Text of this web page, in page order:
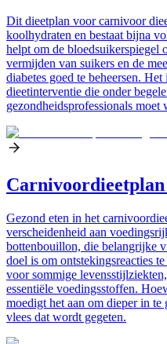
Dit dieetplan voor carnivoor
koolhydraten en bestaat bijna
helpt om de bloedsuikerspiegel
vermijden van suikers en de
diabetes goed te beheersen.
dieetinterventie die onder
gezondheidsprofessionals moet
Carnivoordieetplan
Gezond eten in het
verscheidenheid aan
bottenbouillon, die belangrijke
doel is om ontstekingsreacties
voor sommige
essentiële voedingsstoffen.
moedigt het aan om dieper in
vlees dat wordt gegeten.